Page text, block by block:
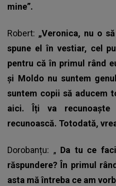
mine”.
Robert: „Veronica, nu o
spune el în vestiar, cel
pentru că în primul rând
și Moldo nu suntem
suntem copii să aducem
aici. Îți va
recunoască. Totodată,
Dorobanțu: „ Da tu ce
răspundere? În primul
asta mă întreba ce am